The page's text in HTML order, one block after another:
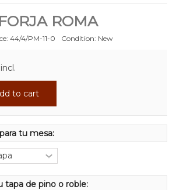
ROMA
44/4/PM-11-0 Condition: New
to cart
tu mesa:
tapa de pino o roble: